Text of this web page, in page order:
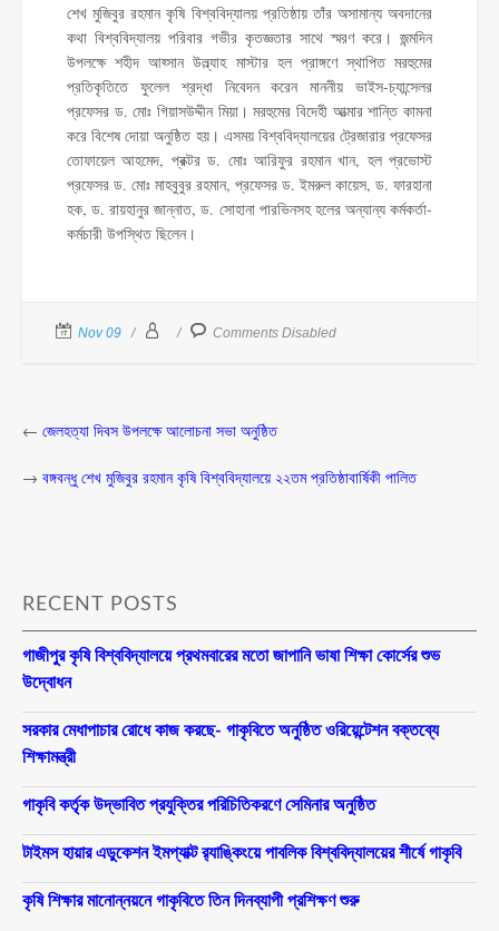
শেখ মুজিবুর রহমান কৃষি বিশ্ববিদ্যালয় প্রতিষ্ঠায় তাঁর অসামান্য অবদানের
কথা বিশ্ববিদ্যালয় পরিবার গভীর কৃতজ্ঞতার সাথে স্মরণ করে। জন্মদিন
উপলক্ষে শহীদ আহ্সান উল্ল্যাহ মাস্টার হল প্রাঙ্গণে স্থাপিত মরহুমের
প্রতিকৃতিতে ফুলেল শ্রদ্ধা নিবেদন করেন মাননীয় ভাইস-চ্যান্সেলর
প্রফেসর ড. মোঃ গিয়াসউদ্দীন মিয়া। মরহুমের বিদেহী আত্মার শান্তি কামনা
করে বিশেষ দোয়া অনুষ্ঠিত হয়। এসময় বিশ্ববিদ্যালয়ের ট্রেজারার প্রফেসর
তোফায়েল আহমেদ, প্রক্টর ড. মোঃ আরিফুর রহমান খান, হল প্রভোস্ট
প্রফেসর ড. মোঃ মাহবুবুর রহমান, প্রফেসর ড. ইমরুল কায়েস, ড. ফারহানা
হক, ড. রায়হানুর জান্নাত, ড. সোহানা পারভিনসহ হলের অন্যান্য কর্মকর্তা-
কর্মচারী উপস্থিত ছিলেন।
Nov 09 Comments Disabled
← জেলহত্যা দিবস উপলক্ষে আলোচনা সভা অনুষ্ঠিত
→ বঙ্গবন্ধু শেখ মুজিবুর রহমান কৃষি বিশ্ববিদ্যালয়ে ২২তম প্রতিষ্ঠাবার্ষিকী পালিত
RECENT POSTS
গাজীপুর কৃষি বিশ্ববিদ্যালয়ে প্রথমবারের মতো জাপানি ভাষা শিক্ষা কোর্সের শুভ
উদ্বোধন
সরকার মেধাপাচার রোধে কাজ করছে- গাকৃবিতে অনুষ্ঠিত ওরিয়েন্টেশন বক্তব্যে
শিক্ষামন্ত্রী
গাকৃবি কর্তৃক উদ্ভাবিত প্রযুক্তির পরিচিতিকরণে সেমিনার অনুষ্ঠিত
টাইমস হায়ার এডুকেশন ইমপ্যাক্ট র‍্যাঙ্কিংয়ে পাবলিক বিশ্ববিদ্যালয়ের শীর্ষে গাকৃবি
কৃষি শিক্ষার মানোন্নয়নে গাকৃবিতে তিন দিনব্যাপী প্রশিক্ষণ শুরু